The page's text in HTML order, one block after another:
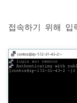
접속하기 위해 입